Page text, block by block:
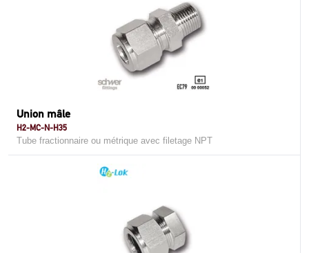
Union mâle
H2-MC-N-H35
Tube fractionnaire ou métrique avec filetage NPT